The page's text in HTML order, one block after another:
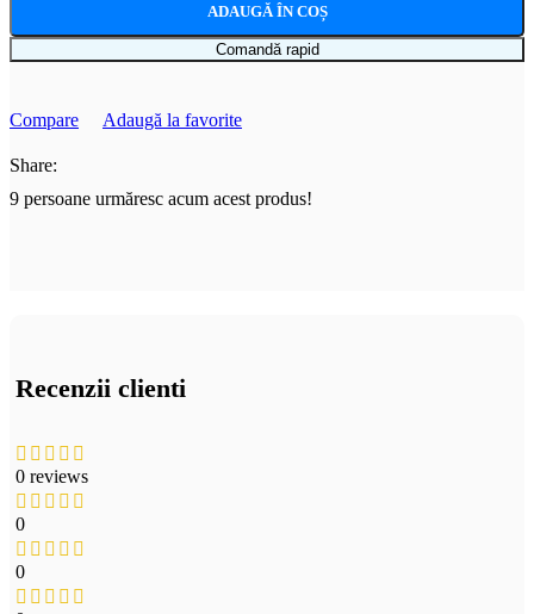
ADAUGĂ ÎN COȘ
Comandă rapid
Compare Adaugă la favorite
Share:
9 persoane urmăresc acum acest produs!
Recenzii clienti
0 reviews
0
0